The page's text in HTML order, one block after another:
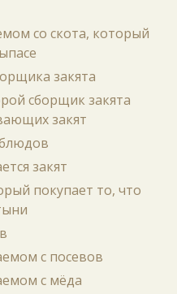
со скота, который
закята
сборщик закята
закят
закят
покупает то, что
с посевов
с мёда